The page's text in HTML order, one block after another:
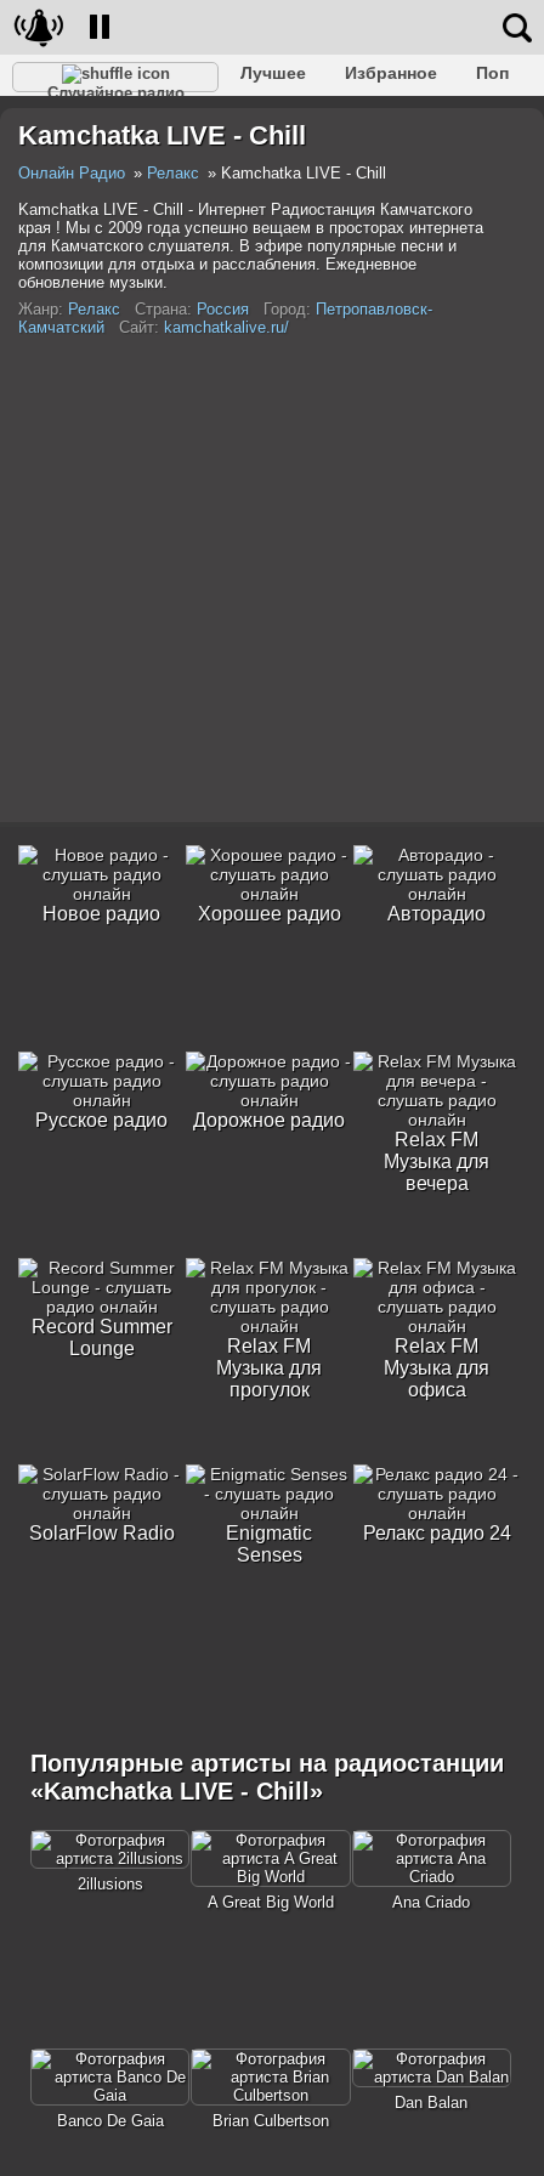
Случайное радио
Лучшее Избранное
Поп
Разговорное
Рэп Транс
Kamchatka LIVE - Chill
Онлайн Радио Релакс
Kamchatka LIVE - Chill
Kamchatka LIVE - Chill - Интернет Радиостанция Камчатского
края ! Мы с 2009 года успешно вещаем в просторах интернета
для Камчатского слушателя. В эфире популярные песни и
композиции для отдыха и расслабления. Ежедневное
обновление музыки.
Жанр: Релакс Страна: Россия Город: Петропавловск-
Камчатский
Сайт: kamchatkalive.ru/
Новое радио Хорошее радио Авторадио
Русское радио
Дорожное радио
Relax FM
Музыка для
вечера
Record Summer
Lounge
Relax FM
Музыка для
прогулок
Relax FM
Музыка для
офиса
SolarFlow Radio
Enigmatic
Senses
Релакс радио 24
Популярные артисты на радиостанции
«Kamchatka LIVE - Chill»
2illusions
A Great Big World
Ana Criado
Banco De Gaia Brian Culbertson
Dan Balan